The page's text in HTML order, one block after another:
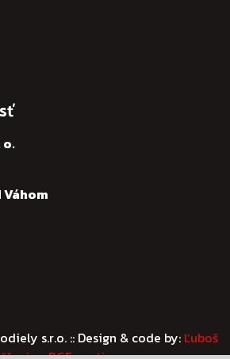
o.
Váhom
s.r.o. :: Design & code by: Ľuboš